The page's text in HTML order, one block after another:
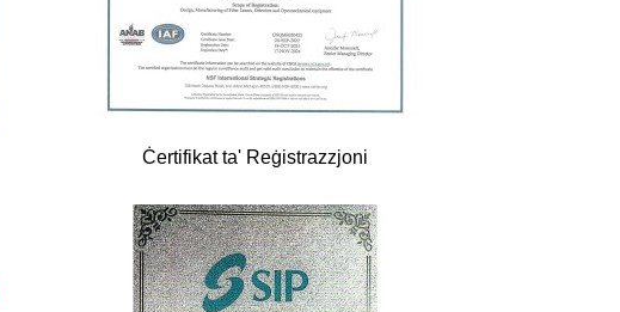
Ċertifikat ta' Reġistrazzjoni